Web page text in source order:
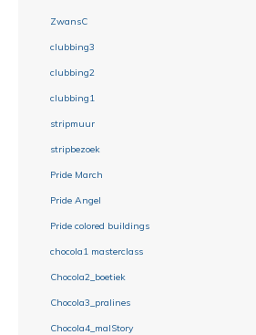
ZwansC
clubbing3
clubbing2
clubbing1
stripmuur
stripbezoek
Pride March
Pride Angel
Pride colored buildings
chocola1 masterclass
Chocola2_boetiek
Chocola3_pralines
Chocola4_malStory